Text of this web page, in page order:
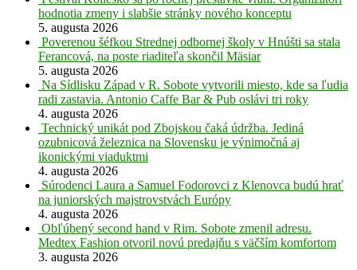
hodnotia zmeny i slabšie stránky nového konceptu
5. augusta 2026
Poverenou šéfkou Strednej odbornej školy v Hnúšti sa stala
Ferancová, na poste riaditeľa skončil Mäsiar
5. augusta 2026
Na Sídlisku Západ v R. Sobote vytvorili miesto, kde sa ľudia
radi zastavia. Antonio Caffe Bar & Pub oslávi tri roky
4. augusta 2026
Technický unikát pod Zbojskou čaká údržba. Jediná
ozubnicová železnica na Slovensku je výnimočná aj
ikonickými viaduktmi
4. augusta 2026
Súrodenci Laura a Samuel Fodorovci z Klenovca budú hrať
na juniorských majstrovstvách Európy
4. augusta 2026
Obľúbený second hand v Rim. Sobote zmenil adresu.
Medtex Fashion otvoril novú predajňu s väčším komfortom
3. augusta 2026